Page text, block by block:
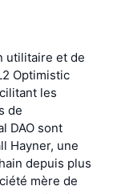
utilitaire et de
Optimistic
les
de
DAO sont
Hayner, une
depuis plus
mère de